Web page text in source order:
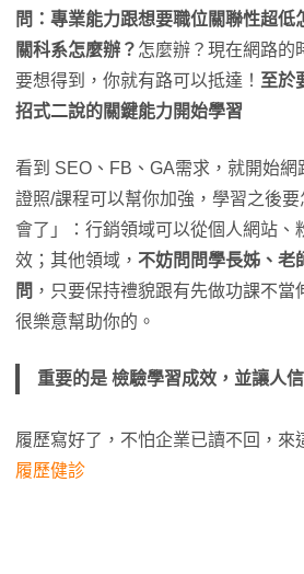
問：專業能力跟想要職位關聯性超低
關科系怎麼辦？ 怎麼辦？現在網路的
要想得到，你就有路可以抵達！ 至於
招式二說的關鍵能力開始學習
看到 SEO、FB、GA需求，就開始網
證照/課程可以幫你加強，學習之後
會了」：行銷領域可以從個人網站、
效；其他領域， 不妨問問學長姊、老
問 ，只要保持禮貌跟有先做功課不
很樂意幫助你的。
重要的是 檢驗學習成效，並讓人
履歷寫好了，不怕企業已讀不回，來
履歷健診